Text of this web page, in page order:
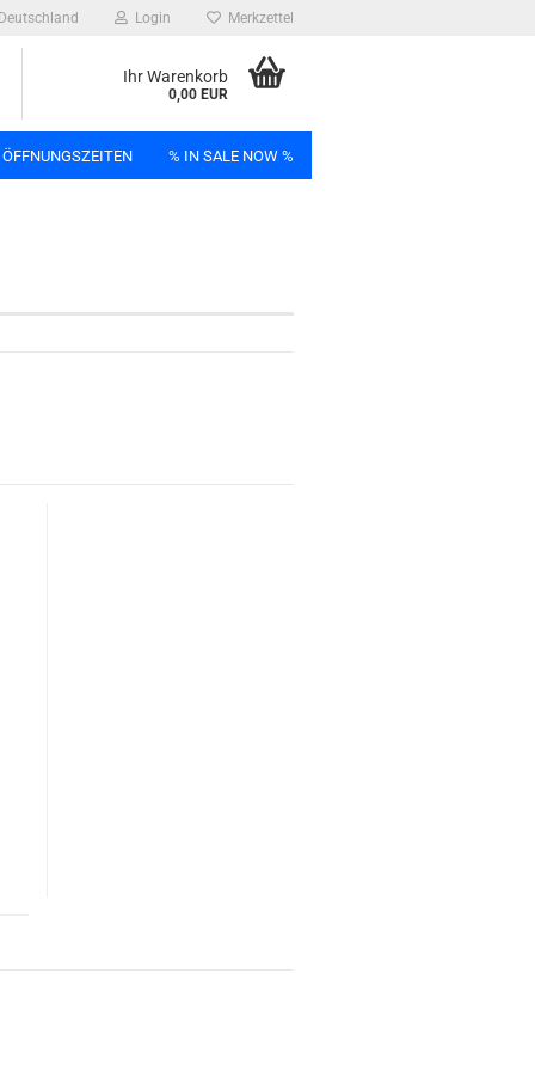
Deutschland Login Merkzettel
Ihr Warenkorb
0,00 EUR
% IN SALE NOW %